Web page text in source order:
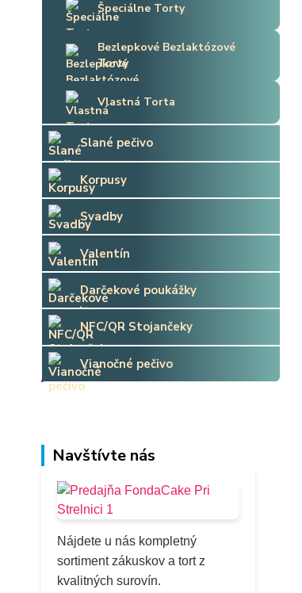
Špeciálne Torty
Bezlepkové Bezlaktózové
Torty
Vlastná Torta
Slané pečivo
Korpusy
Svadby
Valentín
Darčekové poukážky
NFC/QR Stojančeky
Vianočné pečivo
Navštívte nás
Nájdete u nás kompletný
sortiment zákuskov a tort z
kvalitných surovín.